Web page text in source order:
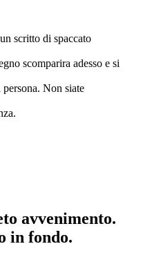
scritto di spaccato
scomparira adesso e si
Non siate
avvenimento.
in fondo.